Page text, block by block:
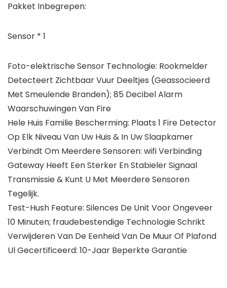
Pakket Inbegrepen:
Sensor * 1
Foto-elektrische Sensor Technologie: Rookmelder
Detecteert Zichtbaar Vuur Deeltjes (Geassocieerd
Met Smeulende Branden); 85 Decibel Alarm
Waarschuwingen Van Fire
Hele Huis Familie Bescherming: Plaats 1 Fire Detector
Op Elk Niveau Van Uw Huis & In Uw Slaapkamer
Verbindt Om Meerdere Sensoren: wifi Verbinding
Gateway Heeft Een Sterker En Stabieler Signaal
Transmissie & Kunt U Met Meerdere Sensoren
Tegelijk.
Test-Hush Feature: Silences De Unit Voor Ongeveer
10 Minuten; fraudebestendige Technologie Schrikt
Verwijderen Van De Eenheid Van De Muur Of Plafond
Ul Gecertificeerd: 10-Jaar Beperkte Garantie